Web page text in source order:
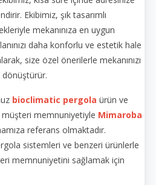
Ekibimiz, şık tasarımlı
mekanınıza en uygun
daha konforlu ve estetik hale
size özel önerilerle mekanınızı
bioclimatic pergola ürün ve
memnuniyetiyle Mimaroba
referans olmaktadır.
sistemleri ve benzeri ürünlerle
memnuniyetini sağlamak için